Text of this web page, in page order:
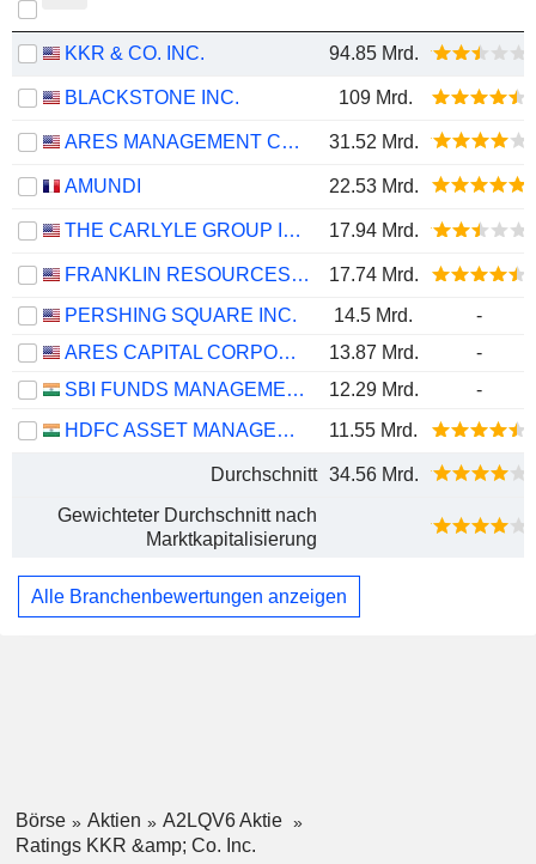
KKR & CO. INC. 94.85 Mrd.
BLACKSTONE INC. 109 Mrd.
ARES MANAGEMENT CORPORATION 31.52 Mrd.
AMUNDI 22.53 Mrd.
THE CARLYLE GROUP INC. 17.94 Mrd.
FRANKLIN RESOURCES, INC.
17.74 Mrd.
PERSHING SQUARE INC.
14.5 Mrd.
-
ARES CAPITAL CORPORATION
13.87 Mrd.
-
SBI FUNDS MANAGEMENT LIMITED
12.29 Mrd.
-
HDFC ASSET MANAGEMENT COMPANY LIMITED
11.55 Mrd.
Durchschnitt 34.56 Mrd.
Gewichteter Durchschnitt nach
Marktkapitalisierung
Alle Branchenbewertungen anzeigen
Börse Aktien
A2LQV6 Aktie
Ratings KKR &amp; Co. Inc.